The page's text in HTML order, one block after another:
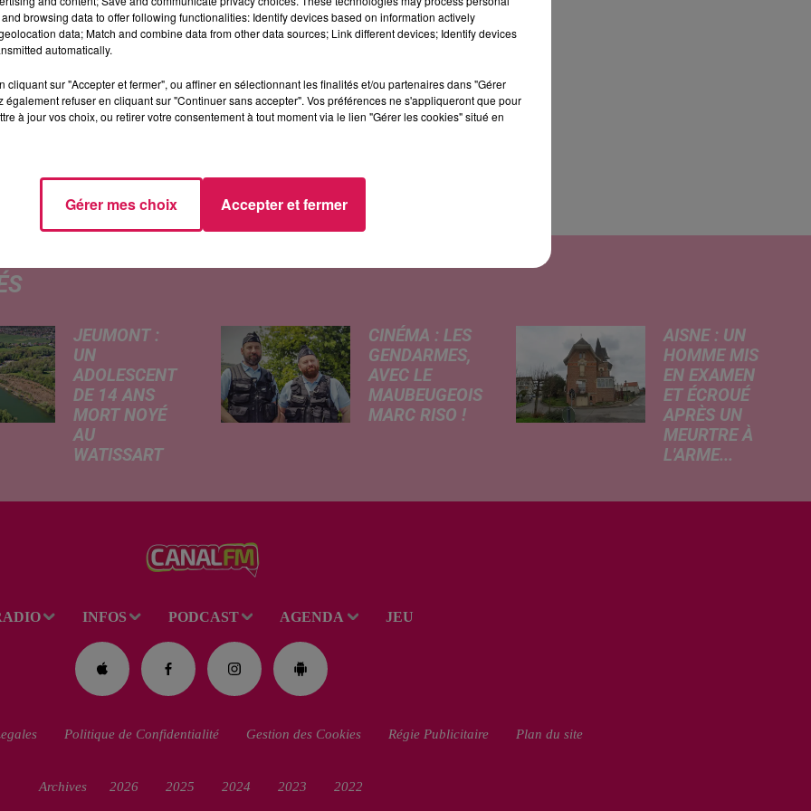
et d'oeuvres diverses)
entrée gratuite.
du théâtre de Fourmies) :
JEUMONT :
UN
ADOLESCENT
DE 14 ANS
MORT NOYÉ
AU
WATISSART
informations
lundi par nos
confrères de La
perdu la vie dans
le plan d'eau de
la base de loisirs
du...
CINÉMA : LES
GENDARMES,
AVEC LE
MAUBEUGEOIS
MARC RISO !
de la célèbre bande
cinéma. À cette
AISNE : UN
HOMME MIS
EN EXAMEN
ET ÉCROUÉ
APRÈS UN
MEURTRE À
L'ARME...
produit au cours
INFOS PODCAST AGENDA JEU
Politique de Confidentialité Gestion des Cookies Régie Publicitaire Plan du site
Archives 2026 2025 2024 2023 2022
browsing data to offer following functionalities: Identify devices based on information actively
data; Match and combine data from other data sources; Link different devices; Identify devices
automatically.
cliquant sur "Accepter et fermer", ou affiner en sélectionnant les finalités et/ou partenaires dans "Gérer
également refuser en cliquant sur "Continuer sans accepter". Vos préférences ne s'appliqueront que pour
à jour vos choix, ou retirer votre consentement à tout moment via le lien "Gérer les cookies" situé en
Gérer mes choix Accepter et fermer